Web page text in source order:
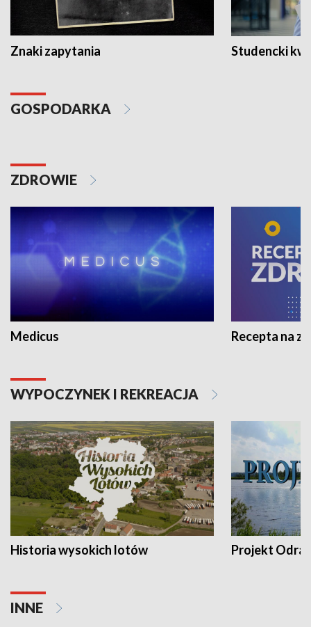
Znaki zapytania Studencki
GOSPODARKA
ZDROWIE
Medicus Recepta na
WYPOCZYNEK I REKREACJA
Historia wysokich lotów Projekt Odra
INNE